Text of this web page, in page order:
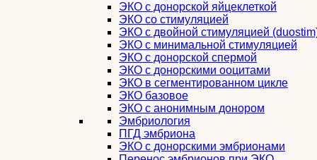
ЭКО с донорской яйцеклеткой
ЭКО со стимуляцией
ЭКО с двойной стимуляцией
ЭКО с минимальной стимуляцией
ЭКО с донорской спермой
ЭКО с донорскими ооцитами
ЭКО в сегментированном цикле
ЭКО базовое
ЭКО с анонимным донором
Эмбриология
ПГД эмбриона
ЭКО с донорскими эмбрионами